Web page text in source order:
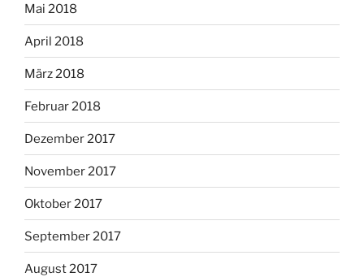
Mai 2018
April 2018
März 2018
Februar 2018
Dezember 2017
November 2017
Oktober 2017
September 2017
August 2017